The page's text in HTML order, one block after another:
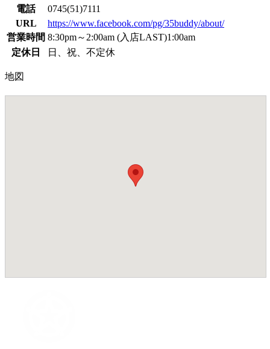
電話
0745(51)7111
URL
https://www.facebook.com/pg/35buddy/about/
営業時間 8:30pm～2:00am (入店LAST)1:00am
定休日
日、祝、不定休
地図